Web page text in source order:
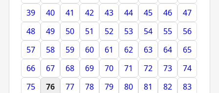
39
40 41 42 43 44 45 46
47
48
49 50 51 52 53 54 55
56
57
58 59 60 61 62 63 64
65
66
67 68 69 70 71 72 73
74
75
76 77 78 79 80 81 82
83